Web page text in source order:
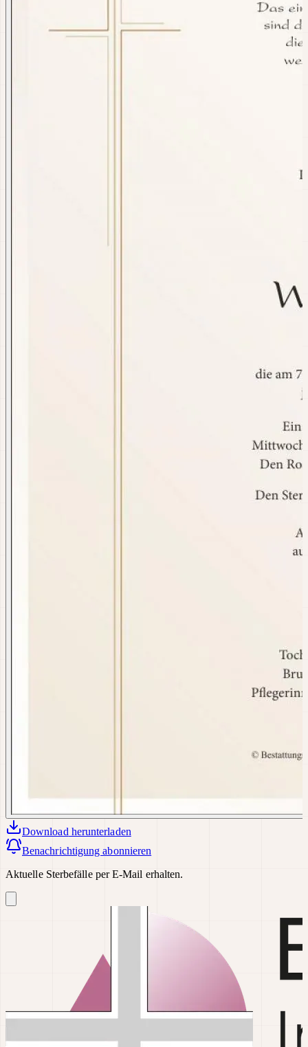
Download herunterladen
Benachrichtigung abonnieren
Aktuelle Sterbefälle per E-Mail erhalten.